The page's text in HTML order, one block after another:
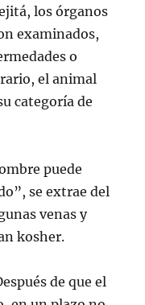
los órganos
examinados,
o
el animal
categoría de
puede
se extrae del
venas y
kosher.
de que el